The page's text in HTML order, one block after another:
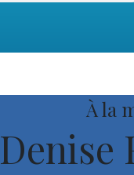
À la
Denise